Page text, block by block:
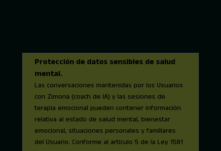
Protección de datos sensibles de salud
mental.
Las conversaciones mantenidas por los Usuarios
con Zimona (coach de IA) y las sesiones de
terapia emocional pueden contener información
relativa al estado de salud mental, bienestar
emocional, situaciones personales y familiares
del Usuario. Conforme al artículo 5 de la Ley 1581